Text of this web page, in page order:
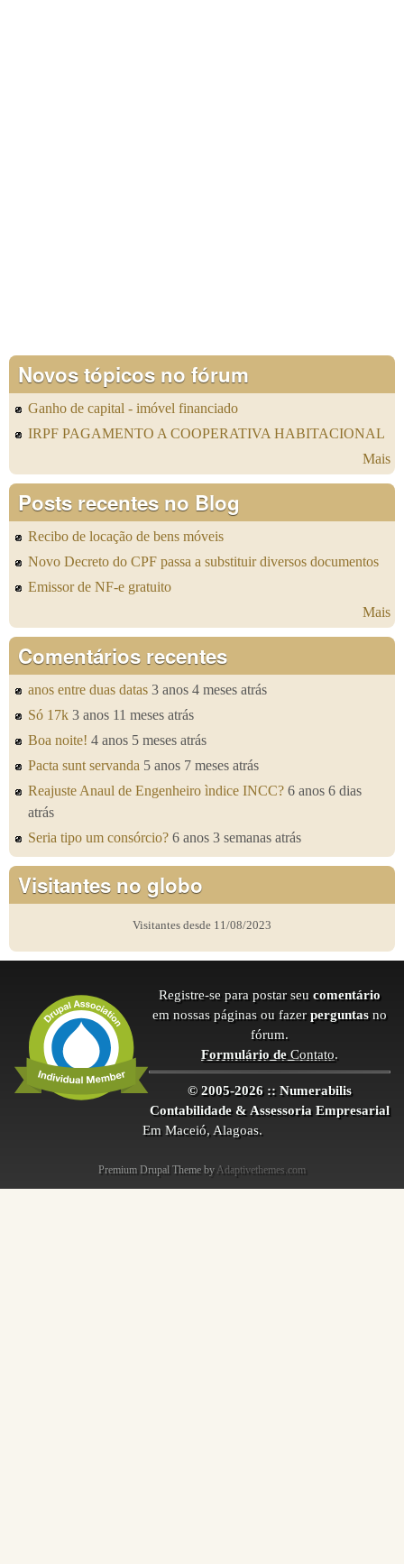
Novos tópicos no fórum
Ganho de capital - imóvel financiado
IRPF PAGAMENTO A COOPERATIVA HABITACIONAL
Mais
Posts recentes no Blog
Recibo de locação de bens móveis
Novo Decreto do CPF passa a substituir diversos documentos
Emissor de NF-e gratuito
Mais
Comentários recentes
anos entre duas datas 3 anos 4 meses atrás
Só 17k 3 anos 11 meses atrás
Boa noite! 4 anos 5 meses atrás
Pacta sunt servanda 5 anos 7 meses atrás
Reajuste Anaul de Engenheiro ìndice INCC? 6 anos 6 dias
atrás
Seria tipo um consórcio? 6 anos 3 semanas atrás
Visitantes no globo
Visitantes desde 11/08/2023
Registre-se para postar seu comentário
em nossas páginas ou fazer perguntas no
fórum.
Formulário deContato.
© 2005-2026 :: Numerabilis
Contabilidade & Assessoria Empresarial
Em Maceió, Alagoas.
Premium Drupal Theme by Adaptivethemes.com